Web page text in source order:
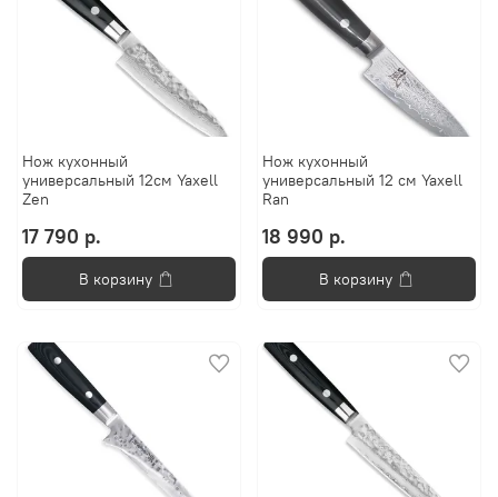
Нож кухонный
универсальный 12см Yaxell
Zen
17 790 р.
В корзину
Нож кухонный
универсальный 12 см Yaxell
Ran
18 990 р.
В корзину